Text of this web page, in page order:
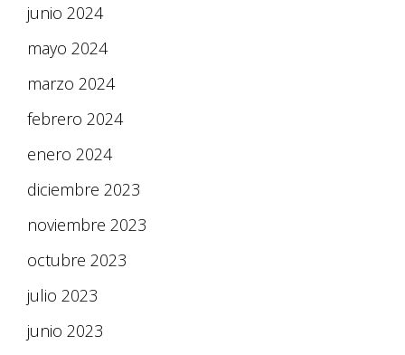
junio 2024
mayo 2024
marzo 2024
febrero 2024
enero 2024
diciembre 2023
noviembre 2023
octubre 2023
julio 2023
junio 2023